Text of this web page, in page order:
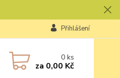
Přihlášení
0ks
za 0,00 Kč